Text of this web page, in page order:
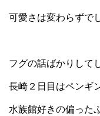
可愛さは変わらずで
フグの話ばかりして
長崎２日目はペンギ
水族館好きの偏った